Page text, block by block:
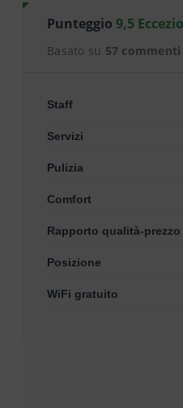
Punteggio 9,5
Basato su 57 commenti
Staff
Servizi
Pulizia
Comfort
Rapporto qualità-prezzo
Posizione
WiFi gratuito